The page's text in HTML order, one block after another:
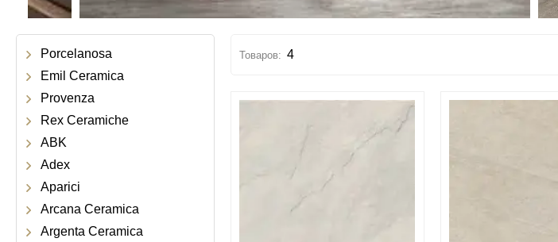
Porcelanosa
Emil Ceramica
Provenza
Rex Ceramiche
ABK
Adex
Aparici
Arcana Ceramica
Argenta Ceramica
4